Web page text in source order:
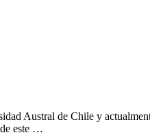
Austral de Chile y
de este …